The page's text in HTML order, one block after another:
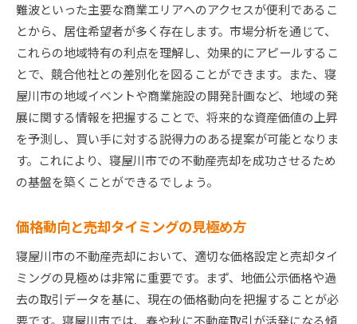
難波といった主要な商業エリアへのアクセスが便利であるこ
とから、居住希望者が多く存在します。市場分析を通じて、
これらの地域特有の利点を理解し、効果的にアピールするこ
とで、競合他社との差別化を図ることができます。また、寝
屋川市の地域イベントや商業施設の開発計画など、地域の発
展に関する情報を把握することで、将来的な資産価値の上昇
を予測し、買い手に対する説得力のある提案が可能となりま
す。これにより、寝屋川市での不動産売却を成功させるため
の基盤を築くことができるでしょう。
価格動向と売却タイミングの見極め方
寝屋川市の不動産売却において、適切な価格設定と売却タイ
ミングの見極めは非常に重要です。まず、地価公示価格や過
去の取引データを基に、現在の価格動向を把握することが必
要です。寝屋川市では、春や秋に不動産取引が活発になる傾